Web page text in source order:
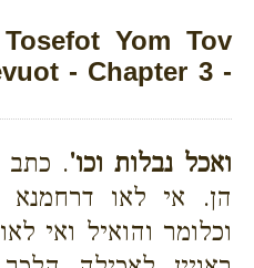
Yom Tov
- Chapter 3 -
ואכל נבלות וכו'. כתב
הן. אי לאו דרחמנא
וכלומר והואיל ואי